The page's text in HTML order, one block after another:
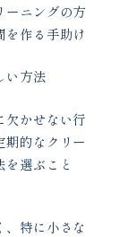
ーニングの方
を作る手助け
い方法
欠かせない行
的なクリー
選ぶこと
特に小さな